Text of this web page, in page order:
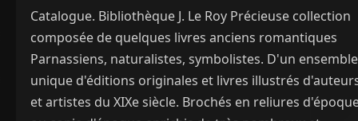
Catalogue. Bibliothèque J. Le Roy Précieuse collection
composée de quelques livres anciens romantiques
Parnassiens, naturalistes, symbolistes. D'un ensemble
unique d'éditions originales et livres illustrés
et artistes du XIXe siècle. Brochés en reliures